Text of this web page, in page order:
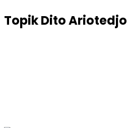
TopikDito Ariotedjo